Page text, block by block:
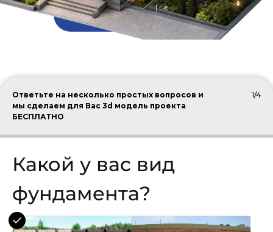
ПОДОБРАТЬ КРОВЛЮ
Ответьте на несколько простых вопросов и
мы сделаем для Вас 3d модель проекта
БЕСПЛАТНО
1/4
Какой у вас вид
фундамента?